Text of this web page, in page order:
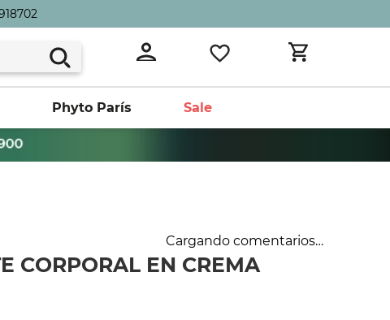
Phyto París Sale
Cargando comentarios…
CORPORAL EN CREMA